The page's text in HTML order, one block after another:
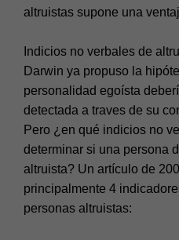
altruistas supone una
Indicios no verbales de
Darwin ya propuso la
personalidad egoísta
detectada a traves de su
Pero ¿en qué indicios no
determinar si una persona
altruista? Un artículo de
principalmente 4
personas altruistas: